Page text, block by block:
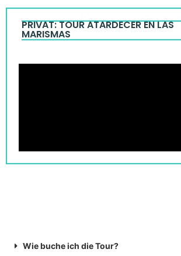
PRIVAT: TOUR ATARDECER EN LAS
MARISMAS
Wie buche ich die Tour?